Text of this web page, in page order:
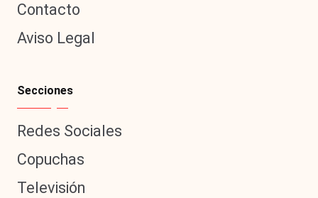
Contacto
Aviso Legal
Secciones
Redes Sociales
Copuchas
Televisión